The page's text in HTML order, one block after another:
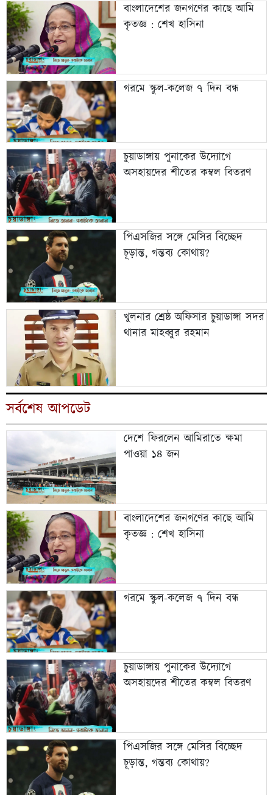
বাংলাদেশের জনগণের কাছে আমি
কৃতজ্ঞ : শেখ হাসিনা
গরমে স্কুল-কলেজ ৭ দিন বন্ধ
চুয়াডাঙ্গায় পুনাকের উদ্যোগে
অসহায়দের শীতের কম্বল বিতরণ
পিএসজির সঙ্গে মেসির বিচ্ছেদ
চূড়ান্ত, গন্তব্য কোথায়?
খুলনার শ্রেষ্ঠ অফিসার চুয়াডাঙ্গা সদর
থানার মাহব্বুর রহমান
সর্বশেষ আপডেট
দেশে ফিরলেন আমিরাতে ক্ষমা
পাওয়া ১৪ জন
বাংলাদেশের জনগণের কাছে আমি
কৃতজ্ঞ : শেখ হাসিনা
গরমে স্কুল-কলেজ ৭ দিন বন্ধ
চুয়াডাঙ্গায় পুনাকের উদ্যোগে
অসহায়দের শীতের কম্বল বিতরণ
পিএসজির সঙ্গে মেসির বিচ্ছেদ
চূড়ান্ত, গন্তব্য কোথায়?